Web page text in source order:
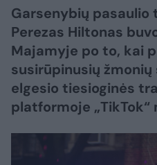
Garsenybių
Perezas Hiltonas
Majamyje po to, kai
susirūpinusių
elgesio tiesioginės
platformoje „TikTok“